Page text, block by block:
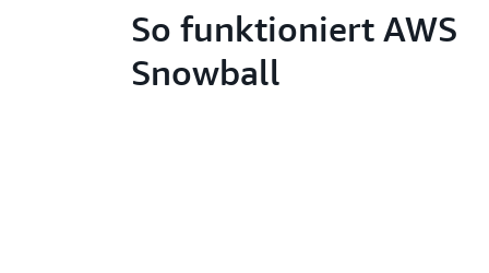
So funktioniert AWS
Snowball